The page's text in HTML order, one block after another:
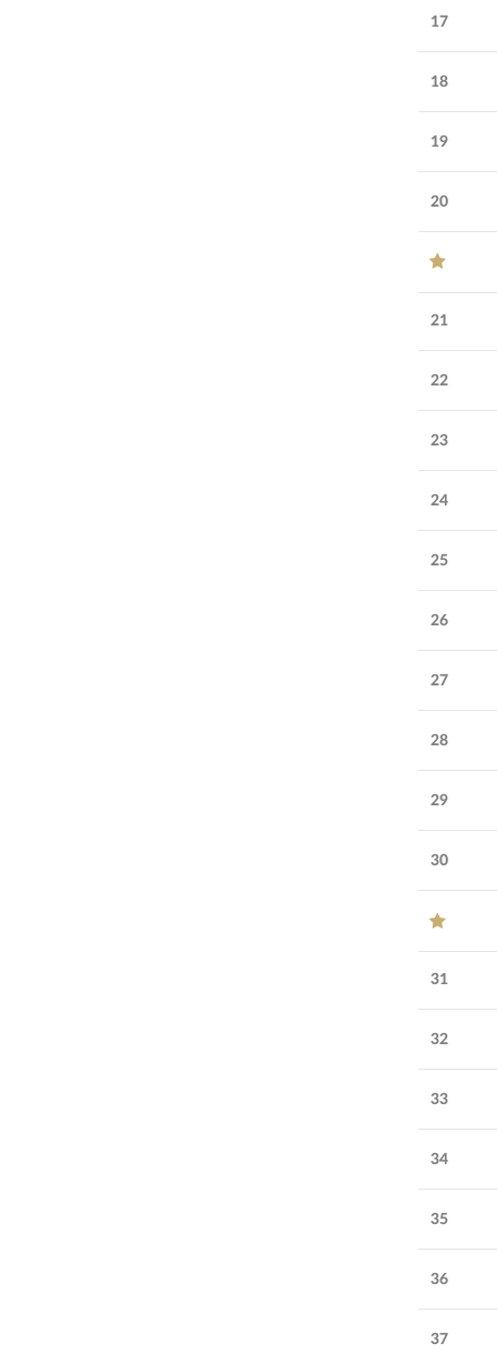
17
18
19
20
21
22
23
24
25
26
27
28
29
30
31
32
33
34
35
36
37